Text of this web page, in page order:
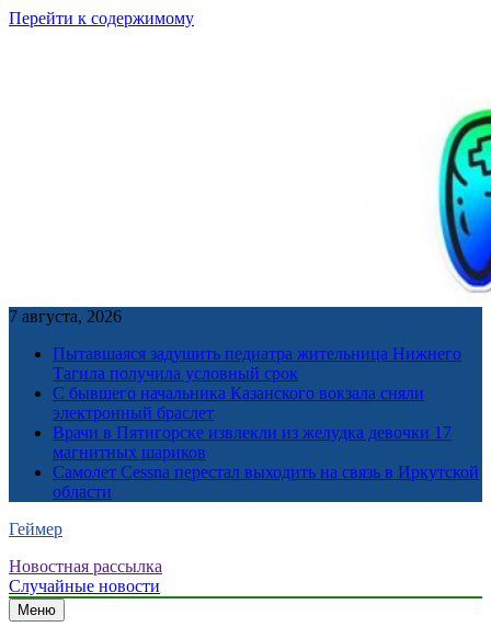
Перейти к содержимому
7 августа, 2026
Пытавшаяся задушить педиатра жительница Нижнего
Тагила получила условный срок
С бывшего начальника Казанского вокзала сняли
электронный браслет
Врачи в Пятигорске извлекли из желудка девочки 17
магнитных шариков
Самолет Cessna перестал выходить на связь в Иркутской
области
Геймер
Новостная рассылка
Случайные новости
Меню